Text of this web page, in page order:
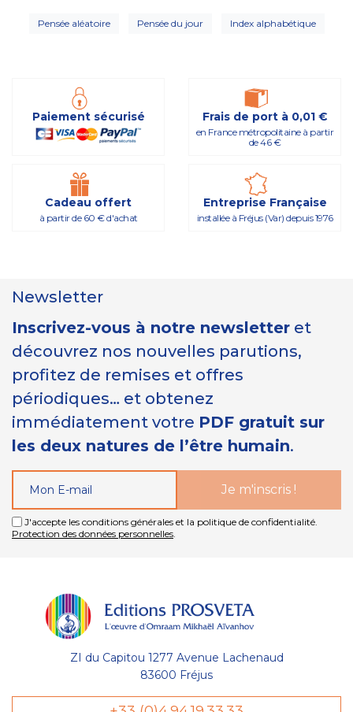
Pensée aléatoire Pensée du jour Index alphabétique
Paiement sécurisé Frais de port à 0,01 €
en France métropolitaine à partir
de 46 €
Cadeau offert
à partir de 60 € d'achat
Entreprise Française
installée à Fréjus (Var) depuis 1976
Newsletter
Inscrivez-vous à notre newsletter et
découvrez nos nouvelles parutions,
profitez de remises et offres
périodiques… et obtenez
immédiatement votre PDF gratuit sur
les deux natures de l’être humain.
J'accepte les conditions générales et la politique de confidentialité.
Protection des données personnelles
ZI du Capitou 1277 Avenue Lachenaud
83600 Fréjus